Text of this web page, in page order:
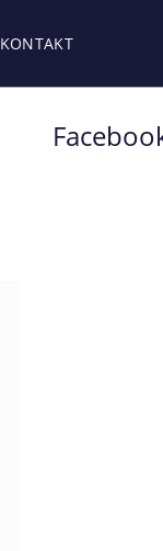
KONTAKT